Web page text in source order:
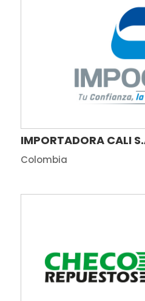
IMPORTADORA CALI
Colombia